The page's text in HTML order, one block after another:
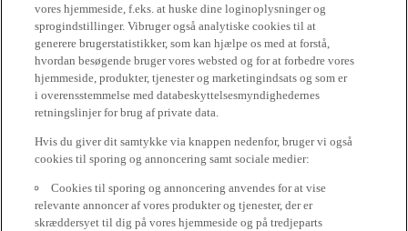
vores hjemmeside, f.eks. at huske dine loginoplysninger og
sprogindstillinger. Vibruger også analytiske cookies til at
generere brugerstatistikker, som kan hjælpe os med at forstå,
hvordan besøgende bruger vores websted og for at forbedre vores
hjemmeside, produkter, tjenester og marketingindsats og som er
i overensstemmelse med databeskyttelsesmyndighedernes
retningslinjer for brug af private data.
Hvis du giver dit samtykke via knappen nedenfor, bruger vi også
cookies til sporing og annoncering samt sociale medier:
Cookies til sporing og annoncering anvendes for at vise
relevante annoncer af vores produkter og tjenester, der er
skræddersyet til dig på vores hjemmeside og på tredjeparts